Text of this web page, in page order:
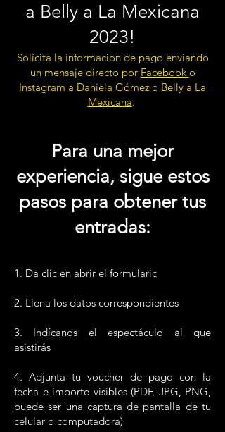
a Belly a La Mexicana
2023!
Solicita la información de pago enviando
un mensaje directo por Facebook o
Instagram a Daniela Gómez o Belly a La
Mexicana.
Para una mejor
experiencia, sigue estos
pasos para obtener tus
entradas:
1. Da clic en abrir el formulario
2. Llena los datos correspondientes
3. Indícanos el espectáculo al que
asistirás
4. Adjunta tu voucher de pago con la
fecha e importe visibles (PDF, JPG, PNG,
puede ser una captura de pantalla de tu
celular o computadora)